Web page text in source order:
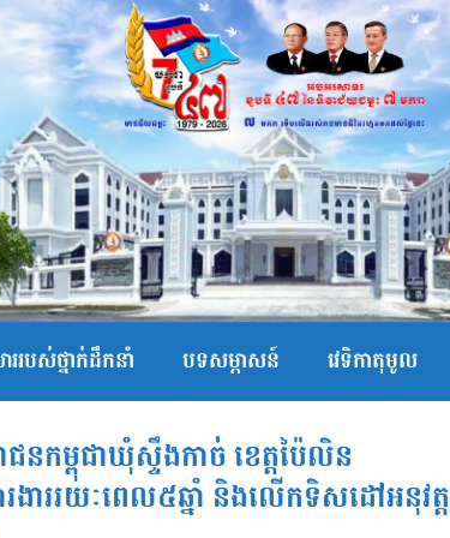
ររបស់ថ្នាក់ដឹកនាំ បទសម្ភាសន៍ វេទិកាតុមូល
កម្ពុជាឃុំស្ទឹងកាច់ ខេត្តប៉ៃលិន
ាររយៈពេល៥ឆ្នាំ និងលើកទិសដៅអនុវត្ត